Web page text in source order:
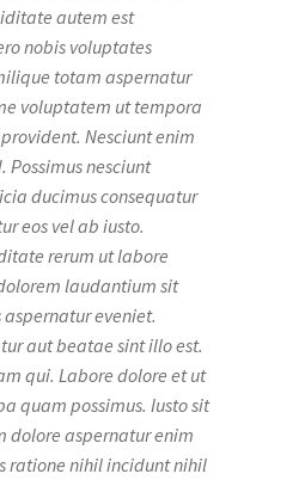
autem est
nobis voluptates
totam aspernatur
voluptatem ut tempora
Nesciunt enim
Possimus nesciunt
ducimus consequatur
eos vel ab iusto.
rerum ut labore
laudantium sit
eveniet.
aut beatae sint illo est.
qui. Labore dolore et ut
quam possimus. Iusto sit
dolore aspernatur enim
ratione nihil incidunt nihil